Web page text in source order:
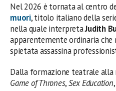
Nel 2026 è tornata al centro
muori, titolo italiano della
nella quale interpretaJudith
apparentemente ordinaria che
spietata assassina
Dalla formazione teatrale alla
Game of Thrones,Sex Education,